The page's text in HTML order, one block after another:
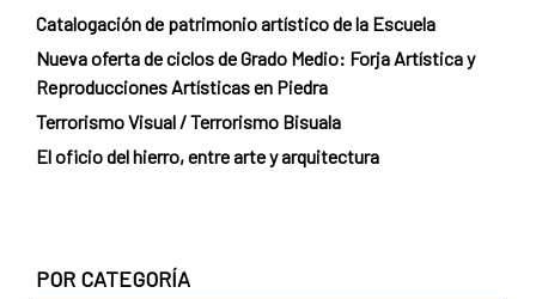
Catalogación de patrimonio artístico de la Escuela
Nueva oferta de ciclos de Grado Medio: Forja Artística y
Reproducciones Artísticas en Piedra
Terrorismo Visual / Terrorismo Bisuala
El oficio del hierro, entre arte y arquitectura
POR CATEGORÍA